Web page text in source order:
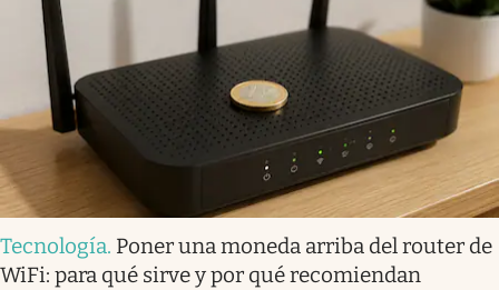
Tecnología. Poner una moneda arriba del router de
WiFi: para qué sirve y por qué recomiendan